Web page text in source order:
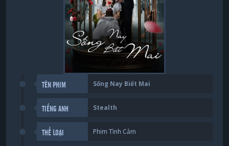
TÊN PHIM Sống Nay Biết Mai
TIẾNG ANH Stealth
THỂ LOẠI Phim Tình Cảm